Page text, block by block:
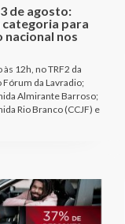
de agosto:
categoria para
nos
12h, no TRF2 da
Fórum da Lavradio;
Almirante Barroso;
Rio Branco (CCJF) e